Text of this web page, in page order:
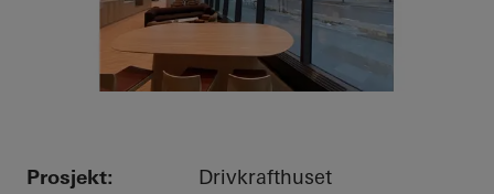
Prosjekt:
Drivkrafthuset